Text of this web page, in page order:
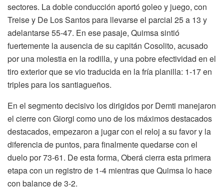
sectores. La doble conducción aportó goleo y juego, con
Treise y De Los Santos para llevarse el parcial 25 a 13 y
adelantarse 55-47. En ese pasaje, Quimsa sintió
fuertemente la ausencia de su capitán Cosolito, acusado
por una molestia en la rodilla, y una pobre efectividad en el
tiro exterior que se vio traducida en la fría planilla: 1-17 en
triples para los santiagueños.
En el segmento decisivo los dirigidos por Demti manejaron
el cierre con Giorgi como uno de los máximos destacados
destacados, empezaron a jugar con el reloj a su favor y la
diferencia de puntos, para finalmente quedarse con el
duelo por 73-61. De esta forma, Oberá cierra esta primera
etapa con un registro de 1-4 mientras que Quimsa lo hace
con balance de 3-2.